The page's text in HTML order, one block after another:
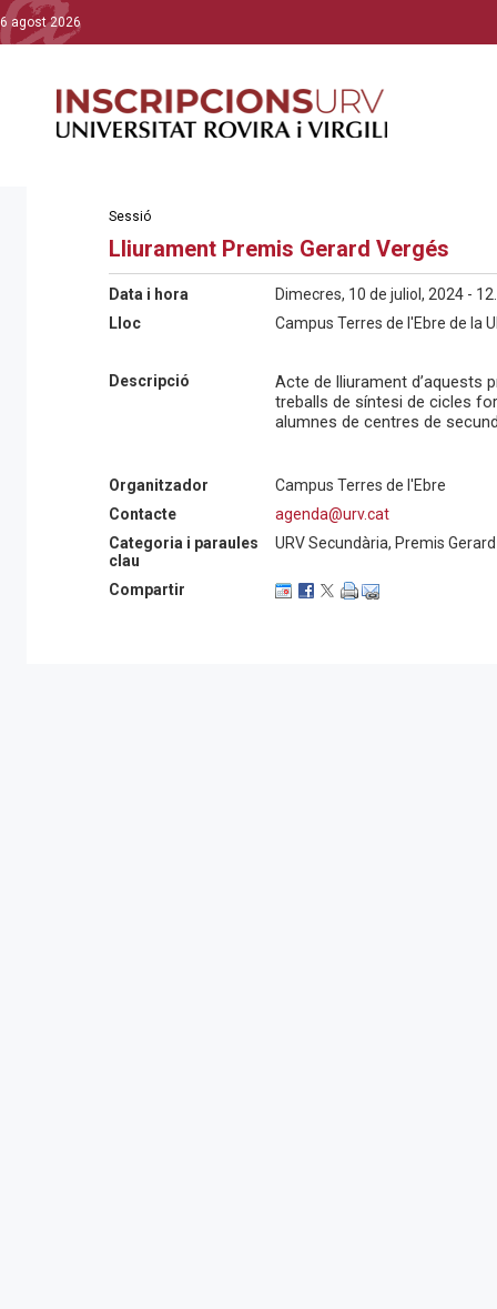
6 agost 2026
Sessió
Lliurament Premis Gerard Vergés
Data i hora
Dimecres, 10 de juliol, 2024 -
Lloc
Campus Terres de l'Ebre de la
Descripció
Acte de lliurament d’aquests
treballs de síntesi de cicles
alumnes de centres de
Organitzador
Campus Terres de l'Ebre
Contacte
agenda@urv.cat
Categoria i paraules
clau
URV Secundària, Premis
Compartir